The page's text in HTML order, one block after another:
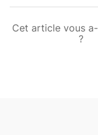
Cet article vous
?